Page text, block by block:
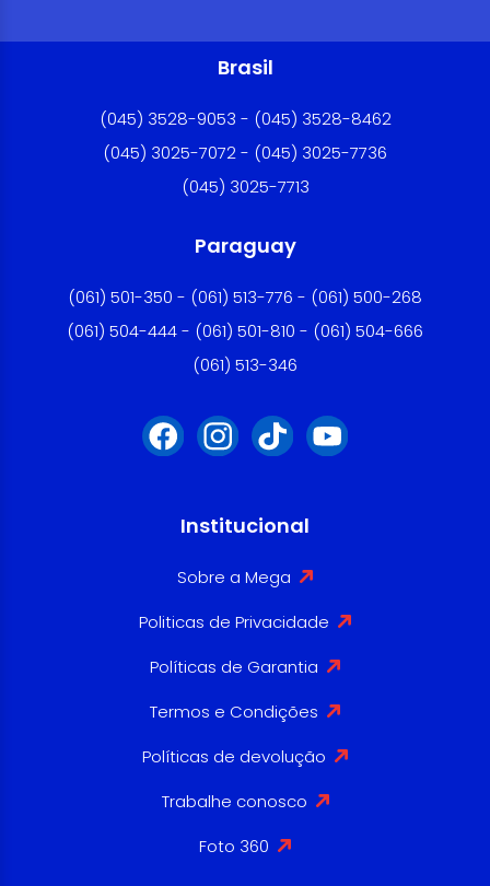
Brasil
(045) 3528-9053 - (045) 3528-8462
(045) 3025-7072 - (045) 3025-7736
(045) 3025-7713
Paraguay
(061) 501-350 - (061) 513-776 - (061) 500-268
(061) 504-444 - (061) 501-810 - (061) 504-666
(061) 513-346
Institucional
Sobre a Mega
Politicas de Privacidade
Políticas de Garantia
Termos e Condições
Políticas de devolução
Trabalhe conosco
Foto 360